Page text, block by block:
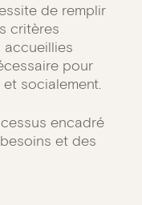
de remplir
critères
accueillies
pour
et socialement.
encadré
et des